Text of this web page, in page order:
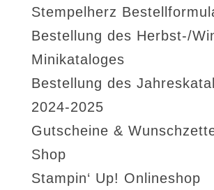
Stempelherz
Bestellung des Herbst-/
Minikataloges
Bestellung des
2024-2025
Gutscheine &
Shop
Stampin‘ Up! Onlineshop